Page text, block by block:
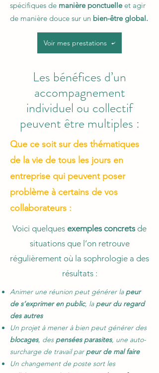
spécifiques de manière ponctuelleet agir
de manière douce sur un bien-être global.
Voir mes prestations
Les bénéfices d’un
accompagnement
individuel ou collectif
peuvent être multiples :
Que ce soit sur des thématiques
de la vie de tous les jours en
entreprise qui peuvent poser
problème à certains de vos
collaborateurs :
Voici quelques exemples concretsde
situations que l’on retrouve
régulièrement où la sophrologie a des
résultats :
Animer une réunion peut générer la peur
de s’exprimer en public, la peur du regard
des autres
Un projet à mener à bien peut générer des
blocages, des pensées parasites, une auto-
surcharge de travail par peur de mal faire
Un changement de poste sort les